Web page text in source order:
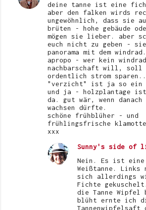
deine tanne ist eine
aber den falken wirds
ungewöhnlich, dass sie
brüten - hohe gebäude
mögen sie lieber. aber
euch nicht zu geben -
panorama mit dem windrad.
apropo - wer kein
nachbarschaft will, soll
ordentlich strom
"verzicht" ist ja so ein
und ja - holzplantage ist
da. gut wär, wenn danach
wachsen dürfte.
schöne frühblüher - und
frühlingsfrische
xxx
Sunny's side of
Nein. Es ist eine
Weißtanne. Links
sich allerdings
Fichte gekuschelt.
die Tanne Wipfel
blüht ernte ich
Tannenwipfelsaft